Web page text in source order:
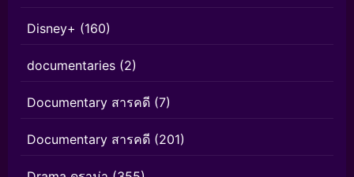
Disney+ (160)
documentaries (2)
Documentary สารคดี (7)
Documentary สารคดี (201)